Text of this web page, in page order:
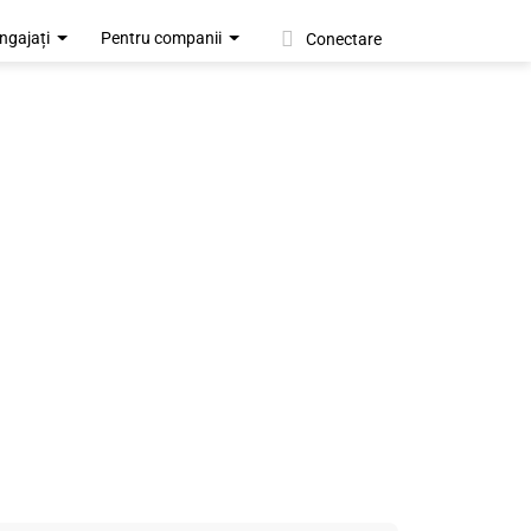
Pentru companii Conectare